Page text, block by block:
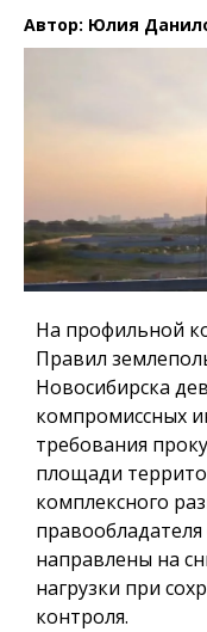
Автор: Юлия
На профильной
Правил
Новосибирска
компромиссных
требования
площади
комплексного
направлены на
нагрузки при
контроля.